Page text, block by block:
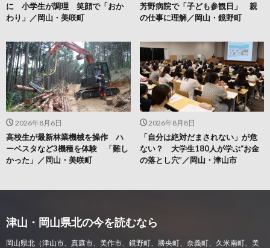
2026年8月8日
「自分は絶対だまされない」が危
ない？ 大学生180人が学ぶ“お金
の落とし穴”／岡山・津山市
2026年8月6日
高校生が最新林業機械を操作 ハ
ーベスタなど3機種を体験 「難し
かった」／岡山・美咲町
芳野病院で「子ども参観日」 親
の仕事に理解／岡山・鏡野町
に 小学生が調理 笑顔で「おか
わり」／岡山・美咲町
津山・岡山県北の今を読むなら
岡山県北（津山市、真庭市、美作市、鏡野町、勝央町、奈義町、久米南町、美